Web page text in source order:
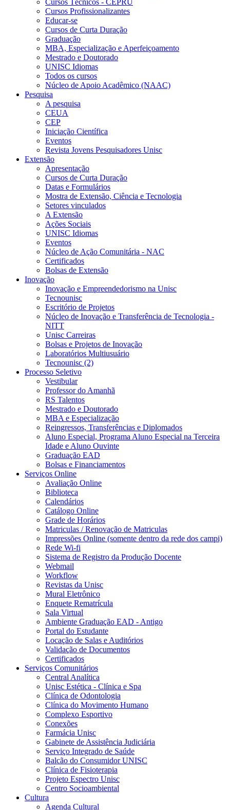
Cursos Técnicos - CEPRU
Cursos Profissionalizantes
Educar-se
Cursos de Curta Duração
Graduação
MBA, Especialização e Aperfeiçoamento
Mestrado e Doutorado
UNISC Idiomas
Todos os cursos
Núcleo de Apoio Acadêmico (NAAC)
Pesquisa
A pesquisa
CEUA
CEP
Iniciação Científica
Eventos
Revista Jovens Pesquisadores Unisc
Extensão
Apresentação
Cursos de Curta Duração
Datas e Formulários
Mostra de Extensão, Ciência e Tecnologia
Setores vinculados
A Extensão
Ações Sociais
UNISC Idiomas
Eventos
Núcleo de Ação Comunitária - NAC
Certificados
Bolsas de Extensão
Inovação
Inovação e Empreendedorismo na Unisc
Tecnounisc
Escritório de Projetos
Núcleo de Inovação e Transferência de Tecnologia -
NITT
Unisc Carreiras
Bolsas e Projetos de Inovação
Laboratórios Multiusuário
Tecnounisc (2)
Processo Seletivo
Vestibular
Professor do Amanhã
RS Talentos
Mestrado e Doutorado
MBA e Especialização
Reingressos, Transferências e Diplomados
Aluno Especial, Programa Aluno Especial na Terceira
Idade e Aluno Ouvinte
Graduação EAD
Bolsas e Financiamentos
Serviços Online
Avaliação Online
Biblioteca
Calendários
Catálogo Online
Grade de Horários
Matriculas / Renovação de Matriculas
Impressões Online (somente dentro da rede dos campi)
Rede Wi-fi
Sistema de Registro da Produção Docente
Webmail
Workflow
Revistas da Unisc
Mural Eletrônico
Enquete Rematrícula
Sala Virtual
Ambiente Graduação EAD - Antigo
Portal do Estudante
Locação de Salas e Auditórios
Validação de Documentos
Certificados
Serviços Comunitários
Central Analítica
Unisc Estética - Clínica e Spa
Clínica de Odontologia
Clínica do Movimento Humano
Complexo Esportivo
Conexões
Farmácia Unisc
Gabinete de Assistência Judiciária
Serviço Integrado de Saúde
Balcão do Consumidor UNISC
Clínica de Fisioterapia
Projeto Espectro Unisc
Centro Socioambiental
Cultura
Agenda Cultural